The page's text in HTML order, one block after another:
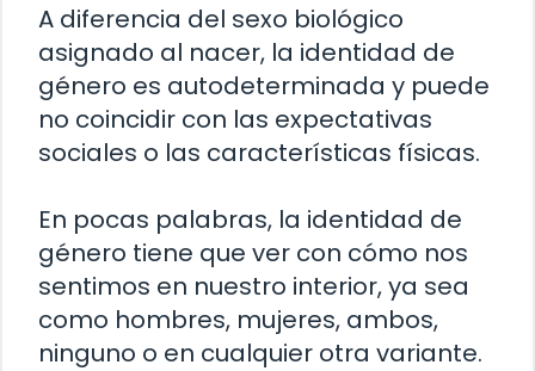
A diferencia del sexo biológico
asignado al nacer, la identidad de
género es autodeterminada y puede
no coincidir con las expectativas
sociales o las características físicas.
En pocas palabras, la identidad de
género tiene que ver con cómo nos
sentimos en nuestro interior, ya sea
como hombres, mujeres, ambos,
ninguno o en cualquier otra variante.